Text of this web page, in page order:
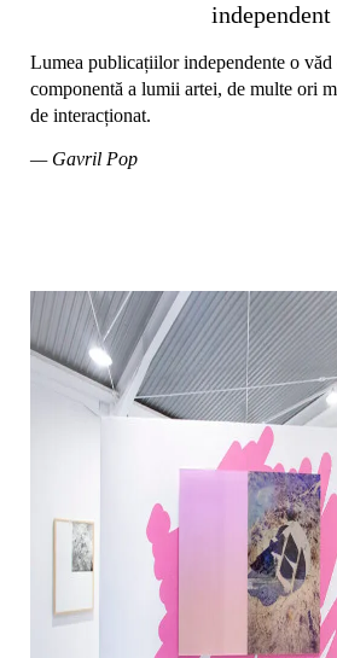
independent
Lumea publicațiilor independente o văd
componentă a lumii artei, de multe ori
de interacționat.
— Gavril Pop